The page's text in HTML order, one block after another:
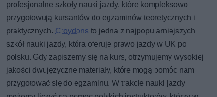
profesjonalne szkoły nauki jazdy, które kompleksowo
przygotowują kursantów do egzaminów teoretycznych i
praktycznych. Croydons to jedna z najpopularniejszych
szkół nauki jazdy, która oferuje prawo jazdy w UK po
polsku. Gdy zapiszemy się na kurs, otrzymujemy wysokiej
jakości dwujęzyczne materiały, które mogą pomóc nam
przygotować się do egzaminu. W trakcie nauki jazdy